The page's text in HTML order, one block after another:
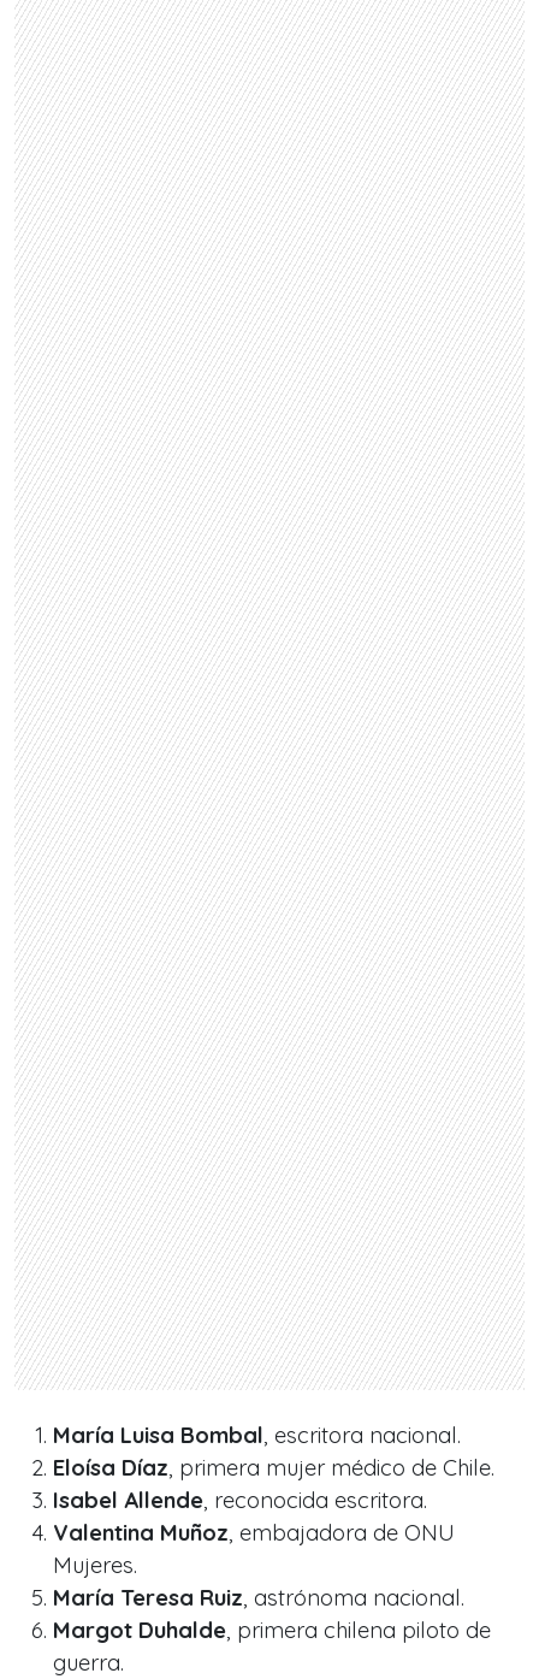
María Luisa Bombal, escritora nacional.
Eloísa Díaz, primera mujer médico de Chile.
Isabel Allende, reconocida escritora.
Valentina Muñoz, embajadora de ONU
Mujeres.
María Teresa Ruiz, astrónoma nacional.
Margot Duhalde, primera chilena piloto de
guerra.